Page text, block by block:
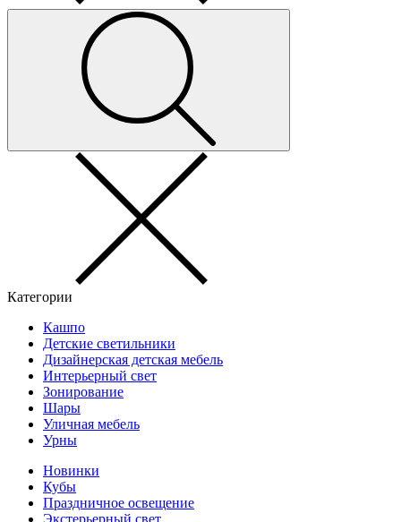
Категории
Кашпо
Детские светильники
Дизайнерская детская мебель
Интерьерный свет
Зонирование
Шары
Уличная мебель
Урны
Новинки
Кубы
Праздничное освещение
Экстерьерный свет